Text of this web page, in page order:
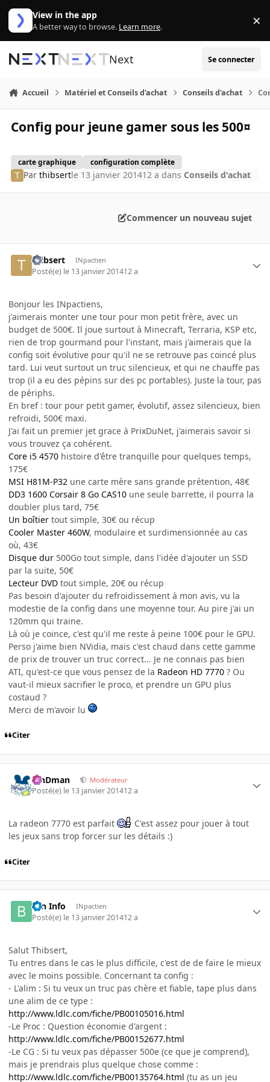
Aller au contenu
View in the app
A better way to browse. Learn more. ×
Next Se connecter
Accueil Matériel et Conseils d'achat Conseils d'achat
Config pour jeune gamer sous les 500¤
carte graphique configuration complète
Parthibsertle 13 janvier 201412 a dans Conseils d'achat
Commencer un nouveau sujet
thibsert INpactien
Posté(e) le 13 janvier 201412 a
Bonjour les INpactiens,
j'aimerais monter une tour pour mon petit frère, avec un
budget de 500€. Il joue surtout à Minecraft, Terraria, KSP etc,
rien de trop gourmand pour l'instant, mais j'aimerais que la
config soit évolutive pour qu'il ne se retrouve pas coincé plus
tard. Lui veut surtout un truc silencieux, et qui ne chauffe pas
trop (il a eu des pépins sur des pc portables). Juste la tour, pas
de périphs.
En bref : tour pour petit gamer, évolutif, assez silencieux, bien
refroidi, 500€ maxi.
J'ai fait un premier jet grace à PrixDuNet, j'aimerais savoir si
vous trouvez ça cohérent.
Core i5 4570 histoire d'être tranquille pour quelques temps,
175€
MSI H81M-P32 une carte mère sans grande prétention, 48€
DD3 1600 Corsair 8 Go CAS10 une seule barrette, il pourra la
doubler plus tard, 75€
Un boîtier tout simple, 30€ ou récup
Cooler Master 460W, modulaire et surdimensionnée au cas
où, 43€
Disque dur 500Go tout simple, dans l'idée d'ajouter un SSD
par la suite, 50€
Lecteur DVD tout simple, 20€ ou récup
Pas besoin d'ajouter du refroidissement à mon avis, vu la
modestie de la config dans une moyenne tour. Au pire j'ai un
120mm qui traine.
Là où je coince, c'est qu'il me reste à peine 100€ pour le GPU.
Perso j'aime bien NVidia, mais c'est chaud dans cette gamme
de prix de trouver un truc correct... Je ne connais pas bien
ATI, qu'est-ce que vous pensez de la Radeon HD 7770 ? Ou
vaut-il mieux sacrifier le proco, et prendre un GPU plus
costaud ?
Merci de m'avoir lu
Citer
RinDman Modérateur
Posté(e) le 13 janvier 201412 a
La radeon 7770 est parfait
C'est assez pour jouer à tout
les jeux sans trop forcer sur les détails :)
Citer
Brn Info INpactien
Posté(e) le 13 janvier 201412 a
Salut Thibsert,
Tu entres dans le cas le plus difficile, c'est de de faire le mieux
avec le moins possible. Concernant ta config :
- L'alim : Si tu veux un truc pas chère et fiable, tape plus dans
une alim de ce type :
http://www.ldlc.com/fiche/PB00105016.html
-Le Proc : Question économie d'argent :
http://www.ldlc.com/fiche/PB00152677.html
-Le CG : Si tu veux pas dépasser 500e (ce que je comprend),
mais je prendrais plus quelque chose comme :
http://www.ldlc.com/fiche/PB00135764.html (tu as un jeu